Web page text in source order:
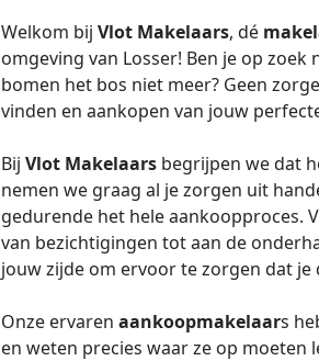
Welkom bij Vlot Makelaars, dé
omgeving van Losser! Ben je op zoek
bomen het bos niet meer? Geen
vinden en aankopen van jouw
Bij Vlot Makelaars begrijpen we dat
nemen we graag al je zorgen uit
gedurende het hele aankoopproces.
van bezichtigingen tot aan de
jouw zijde om ervoor te zorgen dat
Onze ervaren aankoopmakelaars
en weten precies waar ze op